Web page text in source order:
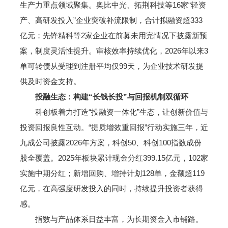
生产力重点领域聚集。奥比中光、拓荆科技等16家“轻资
产、高研发投入”企业突破补流限制，合计拟融资超333
亿元；先锋精科等2家企业在前募未用完情况下披露新预
案，制度灵活性提升。审核效率持续优化，2026年以来3
单可转债从受理到注册平均仅99天，为企业技术研发提
供及时资金支持。
投融生态：构建“长钱长投”与回报机制双循环
科创板着力打造“投融资一体化”生态，让创新价值与
投资回报良性互动。“提质增效重回报”行动实施三年，近
九成公司披露2026年方案，科创50、科创100指数成份
股全覆盖。2025年板块累计现金分红399.15亿元，102家
实施中期分红；新增回购、增持计划128单，金额超119
亿元，在高强度研发投入的同时，持续提升投资者获得
感。
指数与产品体系日益丰富，为长期资金入市铺路。